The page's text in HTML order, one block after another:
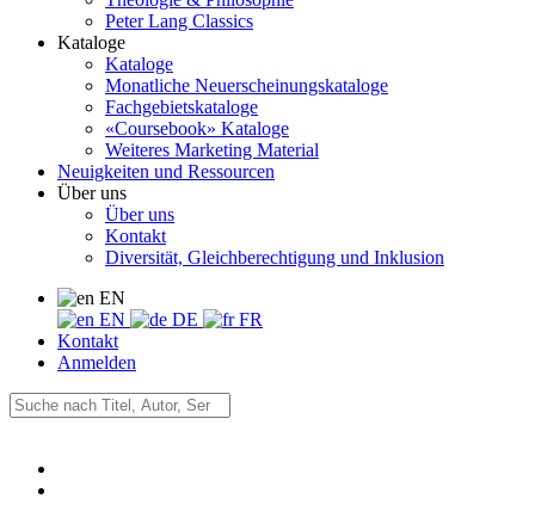
Peter Lang Classics
Kataloge
Kataloge
Monatliche Neuerscheinungskataloge
Fachgebietskataloge
«Coursebook» Kataloge
Weiteres Marketing Material
Neuigkeiten und Ressourcen
Über uns
Über uns
Kontakt
Diversität, Gleichberechtigung und Inklusion
EN
EN
DE
FR
Kontakt
Anmelden